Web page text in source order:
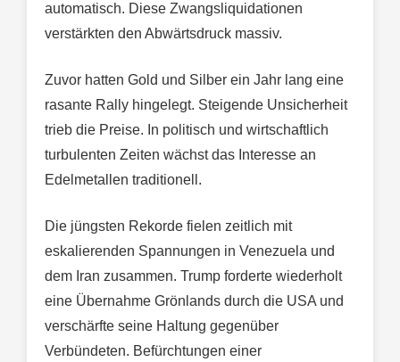
automatisch. Diese Zwangsliquidationen
verstärkten den Abwärtsdruck massiv.
Zuvor hatten Gold und Silber ein Jahr lang eine
rasante Rally hingelegt. Steigende Unsicherheit
trieb die Preise. In politisch und wirtschaftlich
turbulenten Zeiten wächst das Interesse an
Edelmetallen traditionell.
Die jüngsten Rekorde fielen zeitlich mit
eskalierenden Spannungen in Venezuela und
dem Iran zusammen. Trump forderte wiederholt
eine Übernahme Grönlands durch die USA und
verschärfte seine Haltung gegenüber
Verbündeten. Befürchtungen einer